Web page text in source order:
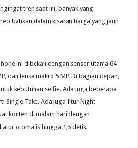
tren saat ini, banyak yang
bahkan dalam kisaran harga yang jauh
ini dibekali dengan sensor utama 64
dan lensa makro 5 MP. Di bagian depan,
kebutuhan selfie. Ada juga beberapa
Single Take. Ada juga fitur Night
konten di malam hari dengan
otomatis hingga 1,5 detik.